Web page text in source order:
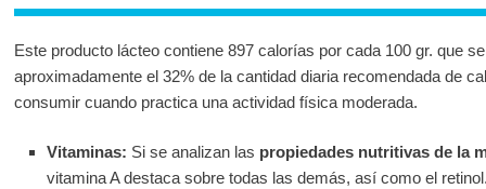
Este producto lácteo contiene 897 calorías por cada 100 gr. que
aproximadamente el 32% de la cantidad diaria recomendada de
consumir cuando practica una actividad física moderada.
Vitaminas: Si se analizan las propiedades nutritivas de la
vitamina A destaca sobre todas las demás, así como el